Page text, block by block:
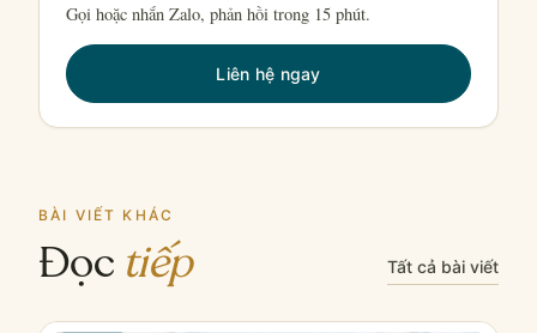
Gọi hoặc nhắn Zalo, phản hồi trong 15 phút.
Liên hệ ngay
BÀI VIẾT KHÁC
Đọc tiếp Tất cả bài viết